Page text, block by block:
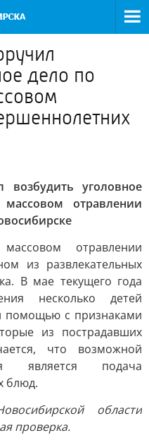
дело по
уголовное
отравлении
отравлении
из развлекательных
В мае текущего года
несколько детей
помощью с признаками
из пострадавших
что возможной
является подача
блюд.
области
проверка.